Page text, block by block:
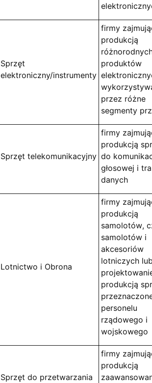
Sprzęt
elektroniczny/instrumenty
firmy
produkcją
produktów
przez różne
segmenty
Sprzęt telekomunikacyjny
firmy
produkcją
do
głosowej i
danych
Lotnictwo i Obrona
firmy
produkcją
samolotów,
samolotów i
akcesoriów
lotniczych
produkcją
personelu
rządowego i
wojskowego
Sprzęt do przetwarzania
firmy
produkcją